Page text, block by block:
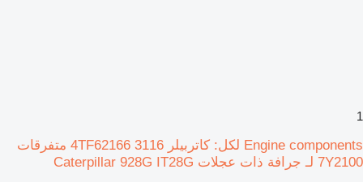
1
Engine components لكل: كاتربيلر 3116 4TF62166 متفرقات
7Y2100 لـ جرافة ذات عجلات Caterpillar 928G IT28G